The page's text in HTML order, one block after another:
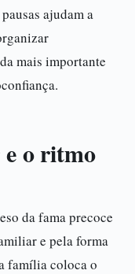
ajudam a
mais importante
o ritmo
da fama precoce
e pela forma
família coloca o